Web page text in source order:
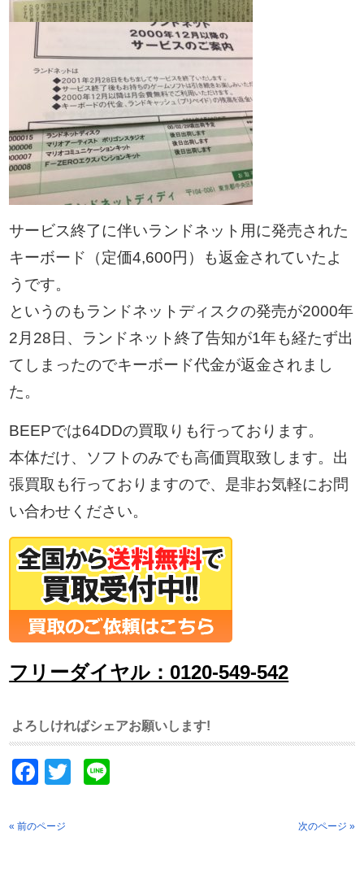
サービス終了に伴いランドネット用に発売された
キーボード（定価4,600円）も返金されていたよ
うです。
というのもランドネットディスクの発売が2000年
2月28日、ランドネット終了告知が1年も経たず出
てしまったのでキーボード代金が返金されまし
た。
BEEPでは64DDの買取りも行っております。
本体だけ、ソフトのみでも高価買取致します。出
張買取も行っておりますので、是非お気軽にお問
い合わせください。
フリーダイヤル：0120-549-542
よろしければシェアお願いします!
Facebook
Twitter
« 前のページ 次のページ »